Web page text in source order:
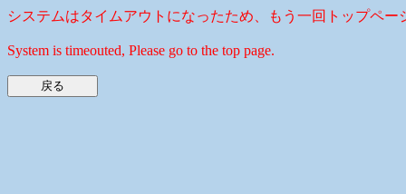
システムはタイムアウトになったため、もう一回トップペー
System is timeouted, Please go to the top page.